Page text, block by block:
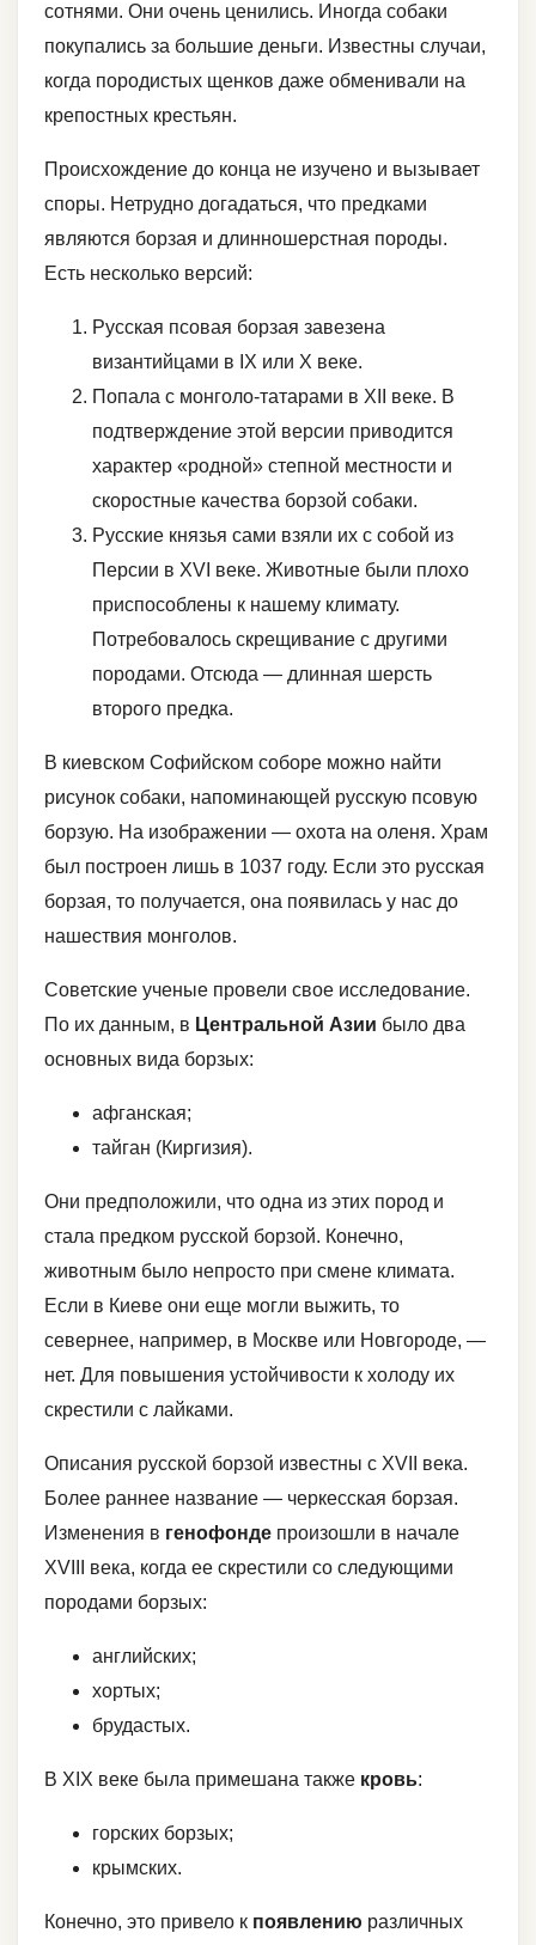
сотнями. Они очень ценились. Иногда собаки
покупались за большие деньги. Известны случаи,
когда породистых щенков даже обменивали на
крепостных крестьян.
Происхождение до конца не изучено и вызывает
споры. Нетрудно догадаться, что предками
являются борзая и длинношерстная породы.
Есть несколько версий:
Русская псовая борзая завезена
византийцами в IX или X веке.
Попала с монголо-татарами в XII веке. В
подтверждение этой версии приводится
характер «родной» степной местности и
скоростные качества борзой собаки.
Русские князья сами взяли их с собой из
Персии в XVI веке. Животные были плохо
приспособлены к нашему климату.
Потребовалось скрещивание с другими
породами. Отсюда — длинная шерсть
второго предка.
В киевском Софийском соборе можно найти
рисунок собаки, напоминающей русскую псовую
борзую. На изображении — охота на оленя. Храм
был построен лишь в 1037 году. Если это русская
борзая, то получается, она появилась у нас до
нашествия монголов.
Советские ученые провели свое исследование.
По их данным, в Центральной Азии было два
основных вида борзых:
афганская;
тайган (Киргизия).
Они предположили, что одна из этих пород и
стала предком русской борзой. Конечно,
животным было непросто при смене климата.
Если в Киеве они еще могли выжить, то
севернее, например, в Москве или Новгороде, —
нет. Для повышения устойчивости к холоду их
скрестили с лайками.
Описания русской борзой известны с XVII века.
Более раннее название — черкесская борзая.
Изменения в генофонде произошли в начале
XVIII века, когда ее скрестили со следующими
породами борзых:
английских;
хортых;
брудастых.
В XIX веке была примешана также кровь:
горских борзых;
крымских.
Конечно, это привело к появлению различных